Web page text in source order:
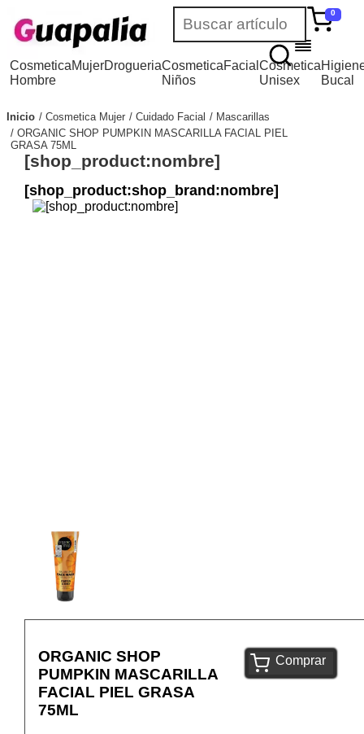
0
Cosmetica
Hombre
MujerDrogueriaCosmetica
Niños
FacialCosmetica
Unisex
Bucal
Inicio Cosmetica Mujer Cuidado Facial
Mascarillas
ORGANIC SHOP PUMPKIN MASCARILLA FACIAL PIEL
GRASA 75ML
[shop_product:nombre]
[shop_product:shop_brand:nombre]
ORGANIC SHOP
PUMPKIN MASCARILLA
FACIAL PIEL GRASA
75ML
Comprar